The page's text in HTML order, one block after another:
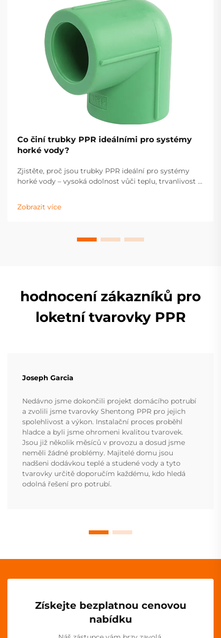
Co činí trubky PPR ideálními pro systémy
horké vody?
Zjistěte, proč jsou trubky PPR ideální pro systémy
horké vody – vysoká odolnost vůči teplu, trvanlivost a
více.
Zobrazit více
hodnocení zákazníků pro
loketní tvarovky PPR
Joseph Garcia
Nedávno jsme dokončili projekt domácího potrubí
a zvolili jsme tvarovky Shentong PPR pro jejich
spolehlivost a výkon. Instalační proces proběhl
hladce a byli jsme ohromeni kvalitou tvarovek.
Jsou již několik měsíců v provozu a dosud jsme
neměli žádné problémy. Majitelé domu jsou
nadšeni dodávkou teplé a studené vody a tyto
tvarovky určitě doporučím každému, kdo hledá
odolná řešení pro potrubí.
Získejte bezplatnou cenovou
nabídku